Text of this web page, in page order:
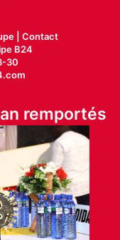
| Contact
B24
30
remportés